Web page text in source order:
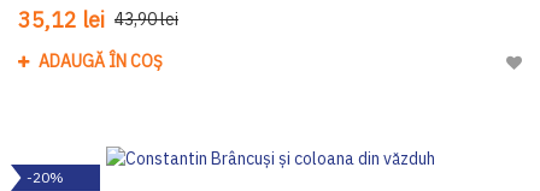
35,12 lei 43,90 lei
ADAUGĂ ÎN COȘ
-20%